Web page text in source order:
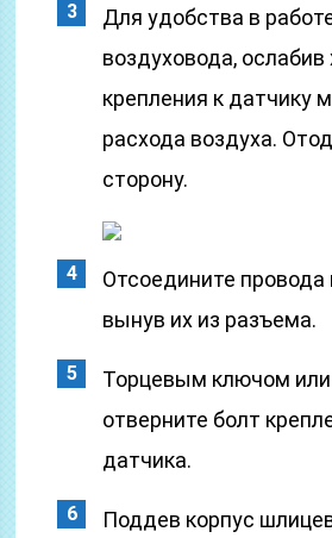
Для удобства в
воздуховода, ослабив
крепления к датчику
расхода воздуха.
сторону.
Отсоедините провода
вынув их из разъема.
Торцевым ключом или
отверните болт
датчика.
Поддев корпус